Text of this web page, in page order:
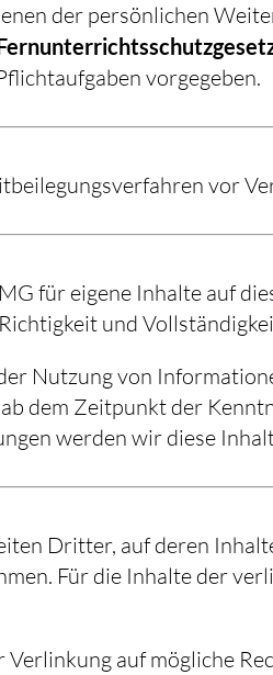
der persönlichen
vorgegeben.
vor
für eigene Inhalte auf
und
Nutzung von
dem Zeitpunkt der
werden wir diese
Dritter, auf deren
Für die Inhalte der
auf mögliche